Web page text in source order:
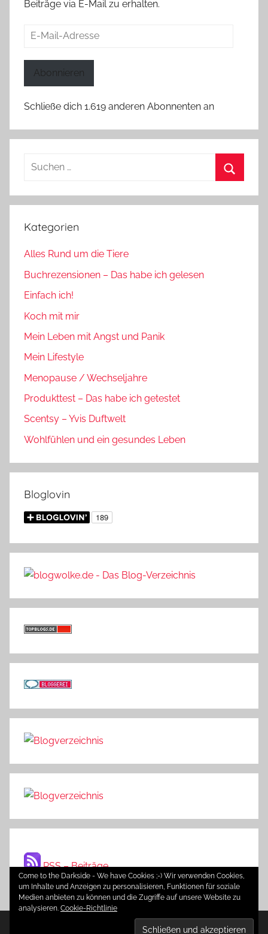
Beiträge via E-Mail zu erhalten.
E-
Abonnieren
Schließe dich 1.619 anderen Abonnenten an
Suchen
Kategorien
Alles Rund um die Tiere
Buchrezensionen – Das habe ich gelesen
Einfach ich!
Koch mit mir
Mein Leben mit Angst und Panik
Mein Lifestyle
Menopause / Wechseljahre
Produkttest – Das habe ich getestet
Scentsy – Yvis Duftwelt
Wohlfühlen und ein gesundes Leben
Bloglovin
RSS – Beiträge
Come to the Darkside - We have Cookies ;-) Wir verwenden Cookies,
um Inhalte und Anzeigen zu personalisieren, Funktionen für soziale
Medien anbieten zu können und die Zugriffe auf unsere Website zu
analysieren. Cookie-Richtlinie